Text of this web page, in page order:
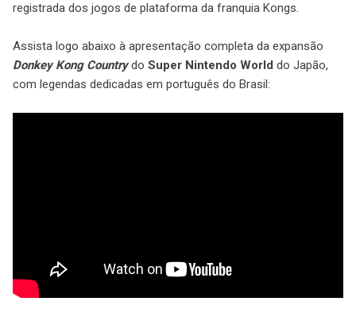
registrada dos jogos de plataforma da franquia Kongs.
Assista logo abaixo à apresentação completa da expansão
Donkey Kong Countrydo Super Nintendo World do Japão,
com legendas dedicadas em português do Brasil: